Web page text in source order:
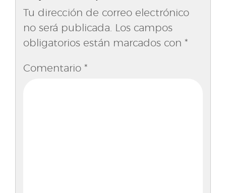
Tu dirección de correo electrónico
no será publicada.
Los campos
obligatorios están marcados con *
Comentario *